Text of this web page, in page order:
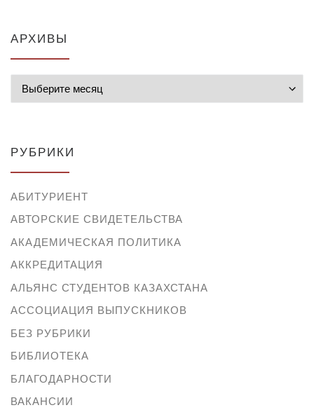
АРХИВЫ
РУБРИКИ
АБИТУРИЕНТ
АВТОРСКИЕ СВИДЕТЕЛЬСТВА
АКАДЕМИЧЕСКАЯ ПОЛИТИКА
АККРЕДИТАЦИЯ
АЛЬЯНС СТУДЕНТОВ КАЗАХСТАНА
АССОЦИАЦИЯ ВЫПУСКНИКОВ
БЕЗ РУБРИКИ
БИБЛИОТЕКА
БЛАГОДАРНОСТИ
ВАКАНСИИ